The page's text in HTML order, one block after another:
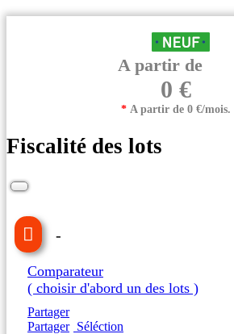
A partir de
0 €
* A partir de 0 €/mois.
Fiscalité des lots
-
Comparateur
( choisir d'abord un des lots )
Partager
Partager Séléction